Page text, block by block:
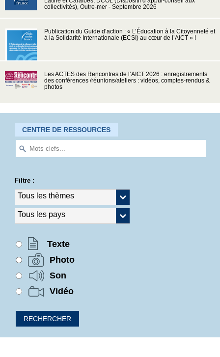
collectivités), Outre-mer - Septembre 2026
Publication du Guide d’action : « L’Éducation à la Citoyenneté et
à la Solidarité Internationale (ECSI) au cœur de l’AICT » !
Les ACTES des Rencontres de l’AICT 2026 : enregistrements
des conférences /réunions/ateliers : vidéos, comptes-rendus &
photos
CENTRE DE RESSOURCES
Filtre :
Texte
Photo
Son
Vidéo